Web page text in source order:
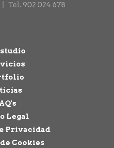
Tel. 902 024 678
Legal
Privacidad
Cookies